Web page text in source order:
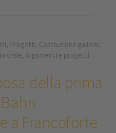
Progetti, Costruzione gallerie,
civile, Argomenti e progetti
della prima
a Francoforte